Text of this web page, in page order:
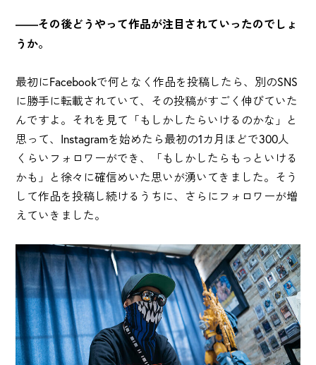
――その後どうやって作品が注目されていったのでしょ
うか。
最初にFacebookで何となく作品を投稿したら、別のSNS
に勝手に転載されていて、その投稿がすごく伸びていた
んですよ。それを見て「もしかしたらいけるのかな」と
思って、Instagramを始めたら最初の1カ月ほどで300人
くらいフォロワーができ、「もしかしたらもっといける
かも」と徐々に確信めいた思いが湧いてきました。そう
して作品を投稿し続けるうちに、さらにフォロワーが増
えていきました。